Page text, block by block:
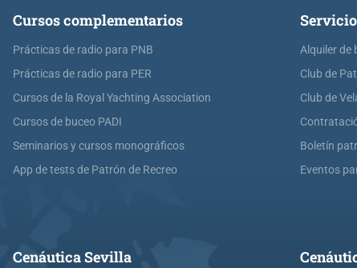
Cursos complementarios
Prácticas de radio para PNB
Prácticas de radio para PER
Cursos de la Royal Yachting Association
Cursos de buceo PADI
Seminarios y cursos monográficos
App de tests de Patrón de Recreo
Alquiler de
Club de
Club de
Boletín
Eventos
Cenáutica Sevilla